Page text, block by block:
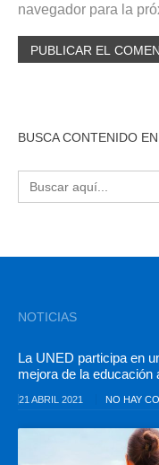
navegador para la
BUSCA CONTENIDO
Buscar:
NOTICIAS
La UNED participa en
mejora de la educación
21 ABRIL 2021 NO HAY